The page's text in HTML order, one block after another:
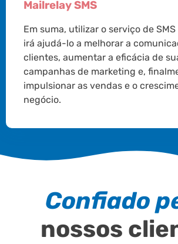
Mailrelay SMS
Em suma, utilizar o serviço de
irá ajudá-lo a melhorar a
clientes, aumentar a eficácia de
campanhas de marketing e,
impulsionar as vendas e o
negócio.
Confiado
nossos